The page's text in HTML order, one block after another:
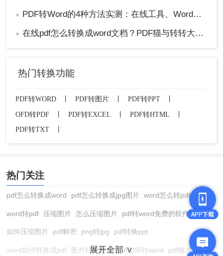
● PDF转Word的4种方法实测：在线工具、Word、Adobe与开源软件对比！！
● 在线pdf怎么转换成word文档？PDF猫与转转大师2种在线工具使用指南与功能对比！
热门转换功能
PDF转WORD 丨 PDF转图片 丨 PDF转PPT
丨
OFD转PDF
丨 PDF转EXCEL 丨 PDF转HTML
丨
PDF转TXT
热门关注
pdf怎么转换成word pdf怎么转换成jpg图片 word怎么转pdf
word转pdf 压缩图片 怎么压缩图片 pdf转word免费的软件
如何压缩图片 pdf解密 png转jpg pdf转换ppt
word如何转换成pdf 图片转换格式 pdf如何转word pdf格式转换
展开全部 ∨